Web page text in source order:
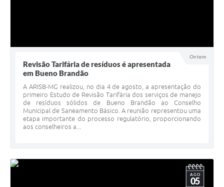
Ontem
Revisão Tarifária de resíduos é apresentada
em Bueno Brandão
A ARISB-MG realizou, no dia 4 de agosto, a apresentação do
primeiro Estudo de Revisão Tarifária dos serviços de manejo
de resíduos sólidos de Bueno Brandão ao Conselho
Municipal de Saneamento Básico. A reunião representou uma
etapa importante do processo regulatório, proporcionando
aos conselheiros a...
AGO
05